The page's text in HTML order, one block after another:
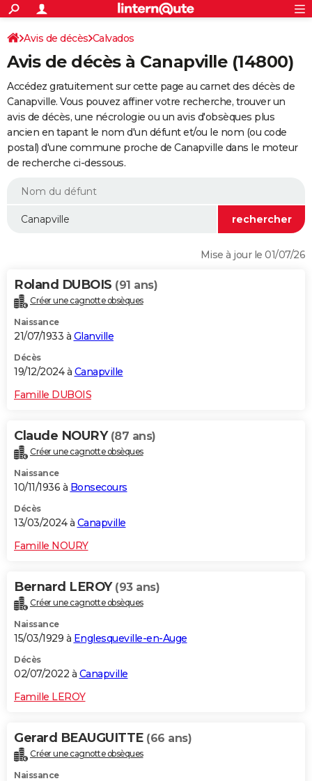
ACTUALITÉS
Politique
Société
Faits Divers
Education
Monde
Villes
+
SPORT
Coupe du monde 2026
Football
Tennis
Cyclisme
Rugby
Forum
Programme TV
TNT
Streaming
Cinéma
Sorties cinéma
Musique
+
FINANCE
Retraite
Impôts
Epargne
Immobilier
Risques naturels par ville
Banque
Assurance
Crédit
AUTO
Essais
Réserver un essai
Citadines
Berlines
SUV
Forum auto
+
HIGH-TECH
BRICOLAGE
WEEK-END
Alimentation
Guide de la santé
Maladies
Médicaments
Sommeil
VOYAGE
Destinations
City break
Voyage nature
Voyage de noces
Forum
Climat
+PHOTO
GUIDES D'ACHAT
Carte de Noël
Carte Bonne année
Carte Saint-Valentin
Carte Pâques
Carte d'anniversaire
DICTIONNAIRE
Dictionnaire
Biographies
Citations
Expressions
Proverbes
PROGRAMME TV
S'inscrire
Se connecter
Lycées
Collèges
Primaires
Universités
Entreprises
Service militaire
Avis de recherche
AVIS DE DÉCÈS
FORUM
Avis de décès Calvados
Avis de décès à Canapville (14800)
Accédez gratuitement sur cette page au carnet des décès de
Canapville. Vous pouvez affiner votre recherche, trouver un
avis de décès, une nécrologie ou un avis d'obsèques plus
ancien en tapant le nom d'un défunt et/ou le nom (ou code
postal) d'une commune proche de Canapville dans le moteur
de recherche ci-dessous.
Mise à jour le 01/07/26
Roland DUBOIS (91 ans)
Créer une cagnotte obsèques
Naissance
21/07/1933 à Glanville
Décès
19/12/2024 à Canapville
Famille DUBOIS
Claude NOURY (87 ans)
Créer une cagnotte obsèques
Naissance
10/11/1936 à Bonsecours
Décès
13/03/2024 à Canapville
Famille NOURY
Bernard LEROY (93 ans)
Créer une cagnotte obsèques
Naissance
15/03/1929 à Englesqueville-en-Auge
Décès
02/07/2022 à Canapville
Famille LEROY
Gerard BEAUGUITTE (66 ans)
Créer une cagnotte obsèques
Naissance